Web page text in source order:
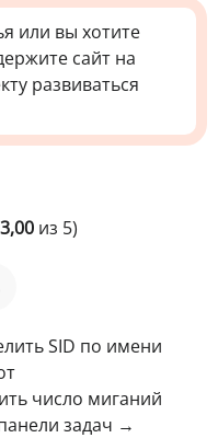
или вы хотите
сайт на
развиваться
3,00 из 5)
SID по имени
число миганий
задач →